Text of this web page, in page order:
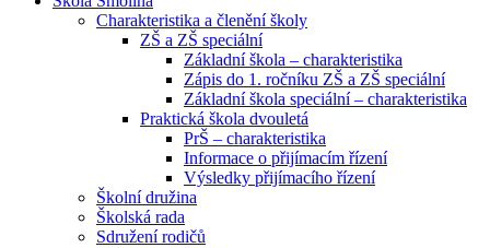
Charakteristika a členění školy
ZŠ a ZŠ speciální
Základní škola – charakteristika
Zápis do 1. ročníku ZŠ a ZŠ speciální
Základní škola speciální – charakteristika
Praktická škola dvouletá
PrŠ – charakteristika
Informace o přijímacím řízení
Výsledky přijímacího řízení
Školní družina
Školská rada
Sdružení rodičů